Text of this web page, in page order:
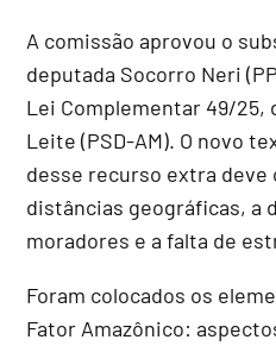
A comissão aprovou o
deputada Socorro Neri
Lei Complementar 49/25,
Leite (PSD-AM). O novo
desse recurso extra deve
distâncias geográficas, a
moradores e a falta de
Foram colocados os
Fator Amazônico: